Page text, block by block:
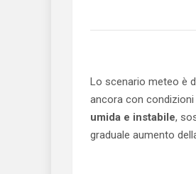
Lo scenario meteo è
ancora con
umida e instabile,
graduale aumento